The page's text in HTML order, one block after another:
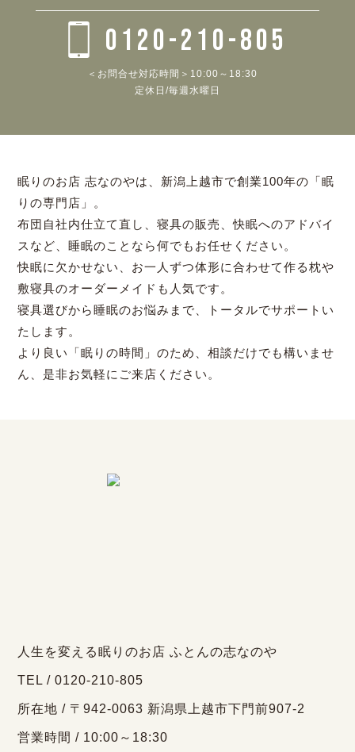
0120-210-805
＜お問合せ対応時間＞10:00～18:30
定休日/毎週水曜日
眠りのお店 志なのやは、新潟上越市で創業100年の「眠
りの専門店」。
布団自社内仕立て直し、寝具の販売、快眠へのアドバイ
スなど、睡眠のことなら何でもお任せください。
快眠に欠かせない、お一人ずつ体形に合わせて作る枕や
敷寝具のオーダーメイドも人気です。
寝具選びから睡眠のお悩みまで、トータルでサポートい
たします。
より良い「眠りの時間」のため、相談だけでも構いませ
ん、是非お気軽にご来店ください。
人生を変える眠りのお店 ふとんの志なのや
TEL / 0120-210-805
所在地 / 〒942-0063 新潟県上越市下門前907-2
営業時間 / 10:00～18:30